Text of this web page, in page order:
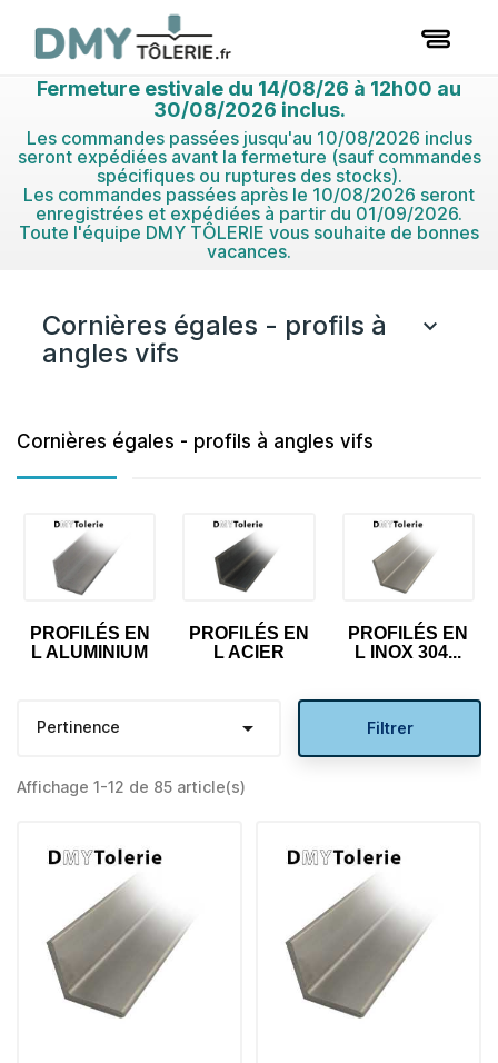
Fermeture estivale du 14/08/26 à 12h00 au
30/08/2026 inclus.
Les commandes passées jusqu'au 10/08/2026 inclus
seront expédiées avant la fermeture (sauf commandes
spécifiques ou ruptures des stocks).
Les commandes passées après le 10/08/2026 seront
enregistrées et expédiées à partir du 01/09/2026.
Toute l'équipe DMY TÔLERIE vous souhaite de bonnes
vacances.
Cornières égales - profils à
angles vifs

Cornières égales - profils à angles vifs
PROFILÉS EN
L ALUMINIUM
PROFILÉS EN
L ACIER
PROFILÉS EN
L INOX 304...
Pertinence  Filtrer
Affichage 1-12 de 85 article(s)